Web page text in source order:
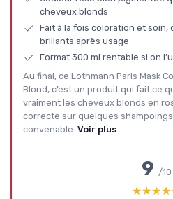
cheveux blonds
Fait à la fois coloration et
brillants après usage
Format 300 ml rentable si on
Au final, ce Lothmann Paris Mask
Blond, c’est un produit qui fait ce
vraiment les cheveux blonds en
correcte sur quelques
convenable. Voir plus
9 /10